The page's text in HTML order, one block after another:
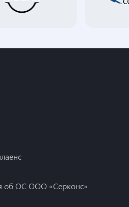
об ОС ООО «Серконс»